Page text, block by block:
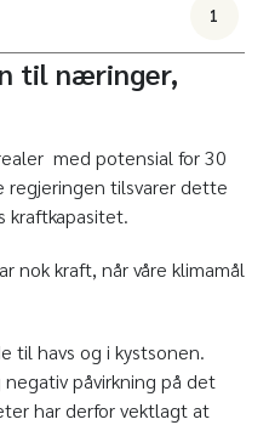
1
til næringer,
med potensial for 30
regjeringen tilsvarer dette
kraftkapasitet.
nok kraft, når våre klimamål
til havs og i kystsonen.
påvirkning på det
har derfor vektlagt at